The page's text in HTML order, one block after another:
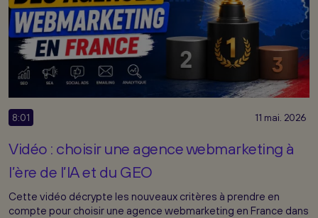
8:01 11 mai. 2026
Vidéo : choisir une agence webmarketing à
l’ère de l’IA et du GEO
Cette vidéo décrypte les nouveaux critères à prendre en
compte pour choisir une agence webmarketing en France dans